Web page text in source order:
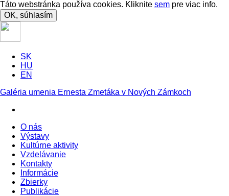
Táto webstránka používa cookies. Kliknite sem pre viac info.
OK, súhlasím
SK
HU
EN
Galéria umenia Ernesta Zmetáka v Nových Zámkoch
O nás
Výstavy
Kultúrne aktivity
Vzdelávanie
Kontakty
Informácie
Zbierky
Publikácie